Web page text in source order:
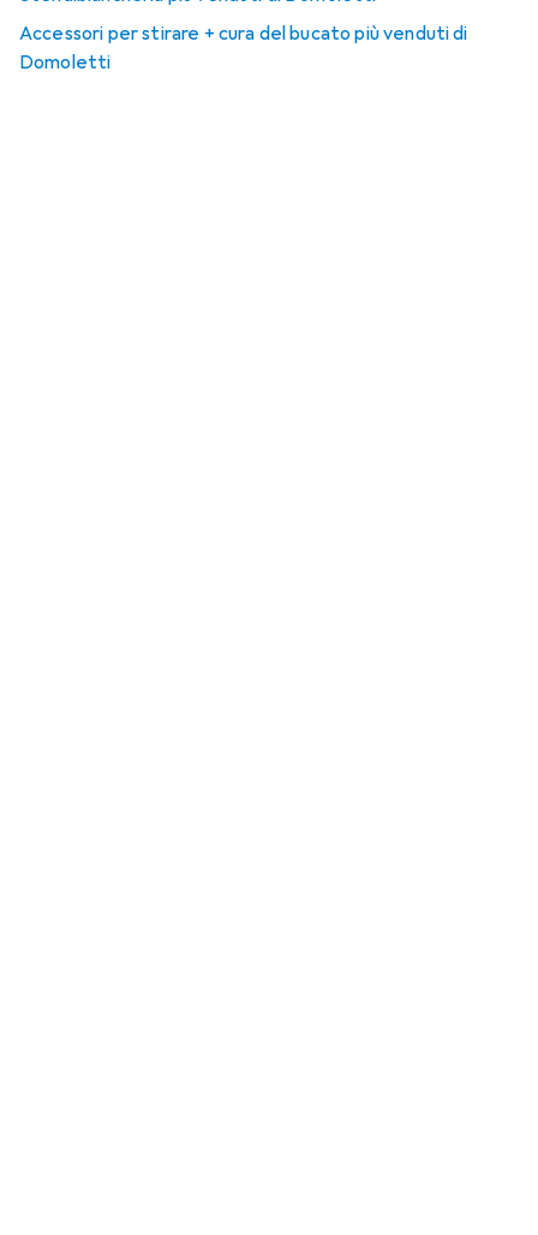
Accessori per stirare + cura del bucato più venduti di
Domoletti